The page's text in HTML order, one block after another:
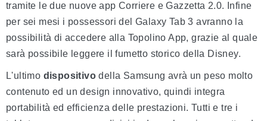
tramite le due nuove app Corriere e Gazzetta 2.0. Infine
per sei mesi i possessori del Galaxy Tab 3 avranno la
possibilità di accedere alla Topolino App, grazie al quale
sarà possibile leggere il fumetto storico della Disney.
L'ultimo dispositivo della Samsung avrà un peso molto
contenuto ed un design innovativo, quindi integra
portabilità ed efficienza delle prestazioni. Tutti e tre i